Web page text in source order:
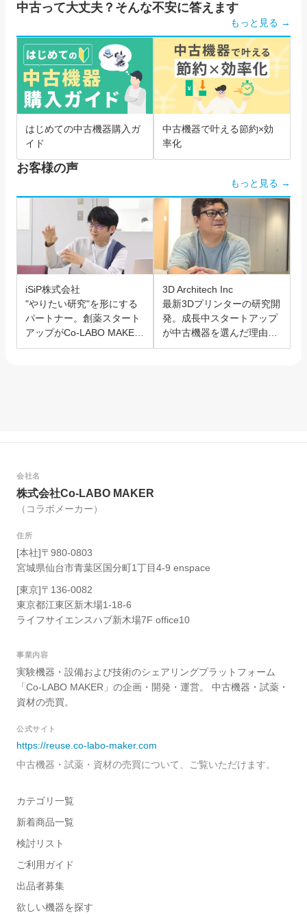
中古って大丈夫？そんな不安に答えます
もっと見る →
はじめての中古機器購入ガ
イド
中古機器で叶える節約×効
率化
お客様の声
もっと見る →
iSiP株式会社
"やりたい研究"を形にする
パートナー。創薬スタート
アップがCo-LABO MAKER
を選んだ理由。
3D Architech Inc
最新3Dプリンターの研究開
発。成長中スタートアップ
が中古機器を選んだ理由と
は？
会社名
株式会社Co-LABO MAKER
（コラボメーカー）
住所
[本社]〒980-0803
宮城県仙台市青葉区国分町1丁目4-9 enspace
[東京]〒136-0082
東京都江東区新木場1-18-6
ライフサイエンスハブ新木場7F office10
事業内容
実験機器・設備および技術のシェアリングプラットフォーム
「Co-LABO MAKER」の企画・開発・運営。 中古機器・試薬・
資材の売買。
公式サイト
https://reuse.co-labo-maker.com
中古機器・試薬・資材の売買について、ご覧いただけます。
カテゴリ一覧
新着商品一覧
検討リスト
ご利用ガイド
出品者募集
欲しい機器を探す